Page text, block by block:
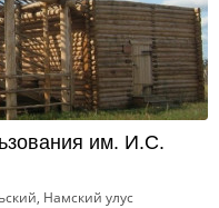
им. И.С.
Намский улус